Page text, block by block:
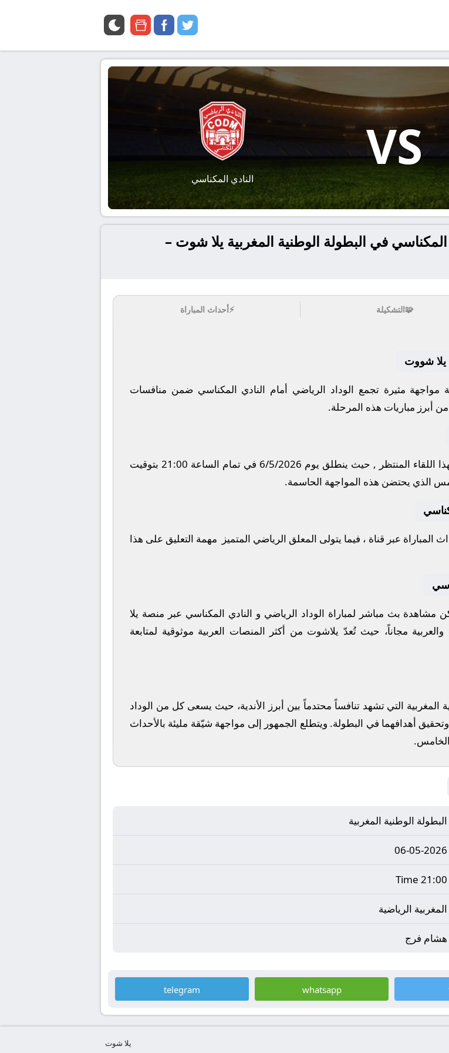
twitter
facebook
google
VS
النادي المكناسي
في البطولة الوطنية المغربية يلا شوت –
🧩التشكيلة ⚡أحداث المباراة
يلا شووت
مواجهة مثيرة تجمع الوداد الرياضي أمام النادي المكناسي ضمن منافسات
أبرز مباريات هذه المرحلة.
اللقاء المنتظر , حيث ينطلق يوم 6/5/2026 في تمام الساعة 21:00 بتوقيت
الذي يحتضن هذه المواجهة الحاسمة.
المباراة عبر قناة ، فيما يتولى المعلق الرياضي المتميز
مهمة التعليق على هذا
مشاهدة بث مباشر لمباراة الوداد الرياضي و النادي المكناسي عبر منصة يلا
مجاناً، حيث تُعدّ يلاشوت من أكثر المنصات العربية موثوقية لمتابعة
المغربية التي تشهد تنافساً محتدماً بين أبرز الأندية، حيث يسعى كل من الوداد
وتحقيق أهدافهما في البطولة. ويتطلع الجمهور إلى مواجهة شيّقة مليئة بالأحداث
.
البطولة الوطنية المغربية
06-05-2026
21:00 Time
المغربية الرياضية
هشام فرج
whatsapp
telegram
يلا شوت